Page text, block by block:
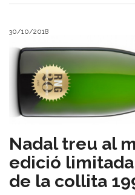
30/10/2018
Nadal treu al
edició
de la collita